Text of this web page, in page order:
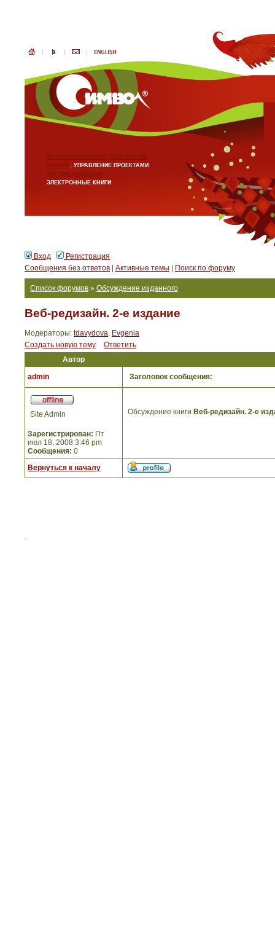
ИНФОРМАЦИОННЫЕ ТЕХНОЛОГИИ
БИЗНЕС, УПРАВЛЕНИЕ ПРОЕКТАМИ
АНГЛИЙСКИЙ ЯЗЫК
ЭЛЕКТРОННЫЕ КНИГИ
Вход
Регистрация
Сообщения без ответов
Активные темы Поиск по форуму
Список форумов » Обсуждение изданного
Веб-редизайн. 2-е издание
Модераторы: tdavydova, Evgenia
Создать новую тему
Ответить
Автор
admin
Заголовок сообщения:
Site Admin
Зарегистрирован: Пт
июл 18, 2008 3:46 pm
Сообщения: 0
Обсуждение книги Веб-редизайн. 2-е
Вернуться к началу